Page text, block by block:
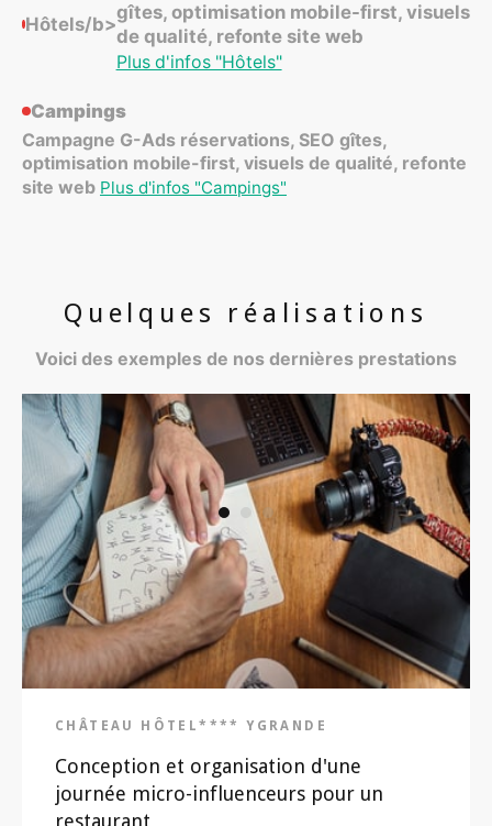
Hôtels/b>
gîtes, optimisation mobile-first, visuels
de qualité, refonte site web
Plus d'infos "Hôtels"
Campings
Campagne G-Ads réservations, SEO gîtes,
optimisation mobile-first, visuels de qualité, refonte
site web Plus d'infos "Campings"
Quelques réalisations
Voici des exemples de nos dernières prestations
CHÂTEAU HÔTEL**** YGRANDE
Conception et organisation d'une
journée micro-influenceurs pour un
restaurant